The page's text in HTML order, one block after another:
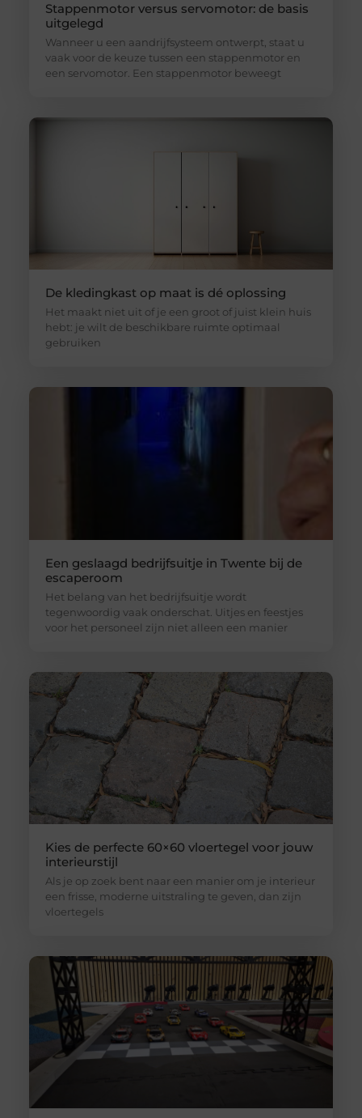
Stappenmotor versus servomotor: de basis
uitgelegd
Wanneer u een aandrijfsysteem ontwerpt, staat u
vaak voor de keuze tussen een stappenmotor en
een servomotor. Een stappenmotor beweegt
De kledingkast op maat is dé oplossing
Het maakt niet uit of je een groot of juist klein huis
hebt: je wilt de beschikbare ruimte optimaal
gebruiken
Een geslaagd bedrijfsuitje in Twente bij de
escaperoom
Het belang van het bedrijfsuitje wordt
tegenwoordig vaak onderschat. Uitjes en feestjes
voor het personeel zijn niet alleen een manier
Kies de perfecte 60×60 vloertegel voor jouw
interieurstijl
Als je op zoek bent naar een manier om je interieur
een frisse, moderne uitstraling te geven, dan zijn
vloertegels